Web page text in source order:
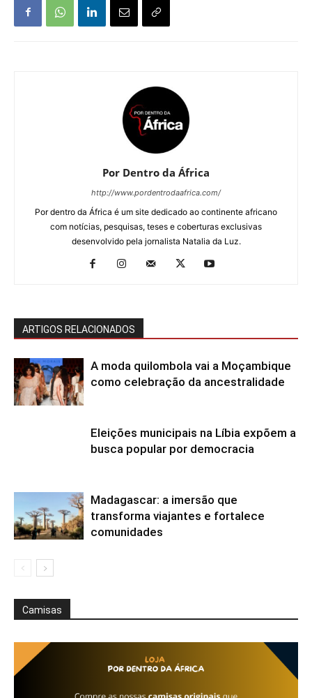
Por Dentro da África
http://www.pordentrodaafrica.com/
Por dentro da África é um site dedicado ao continente africano
com notícias, pesquisas, teses e coberturas exclusivas
desenvolvido pela jornalista Natalia da Luz.
ARTIGOS RELACIONADOS
A moda quilombola vai a Moçambique
como celebração da ancestralidade
Eleições municipais na Líbia expõem a
busca popular por democracia
Madagascar: a imersão que
transforma viajantes e fortalece
comunidades
Camisas